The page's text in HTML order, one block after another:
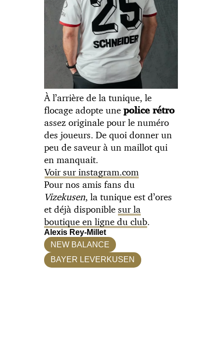
À l’arrière de la tunique, le
flocage adopte une police rétro
assez originale pour le numéro
des joueurs. De quoi donner un
peu de saveur à un maillot qui
en manquait.
Voir sur instagram.com
Pour nos amis fans du
Vizekusen, la tunique est d’ores
et déjà disponible sur la
boutique en ligne du club.
Alexis Rey-Millet
NEW BALANCE
BAYER LEVERKUSEN